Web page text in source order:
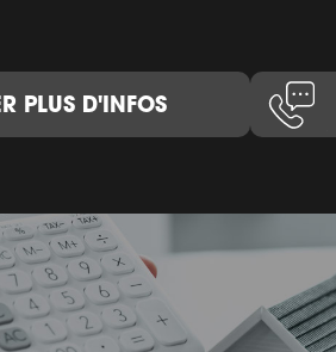
PLUS D'INFOS